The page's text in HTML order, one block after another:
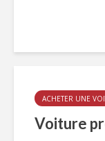
ACHETER UNE
Voiture